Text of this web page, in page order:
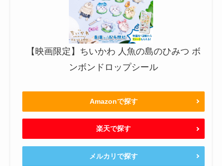
【映画限定】ちいかわ 人魚の島のひみつ ボ
ンボンドロップシール
Amazonで探す
楽天で探す
メルカリで探す